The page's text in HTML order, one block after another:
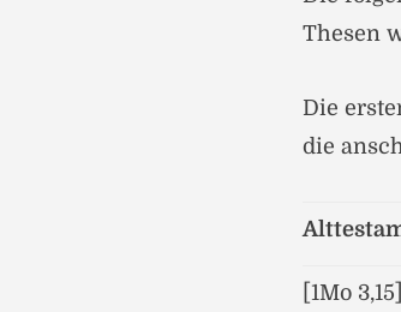
Thesen
Die
die
[1Mo